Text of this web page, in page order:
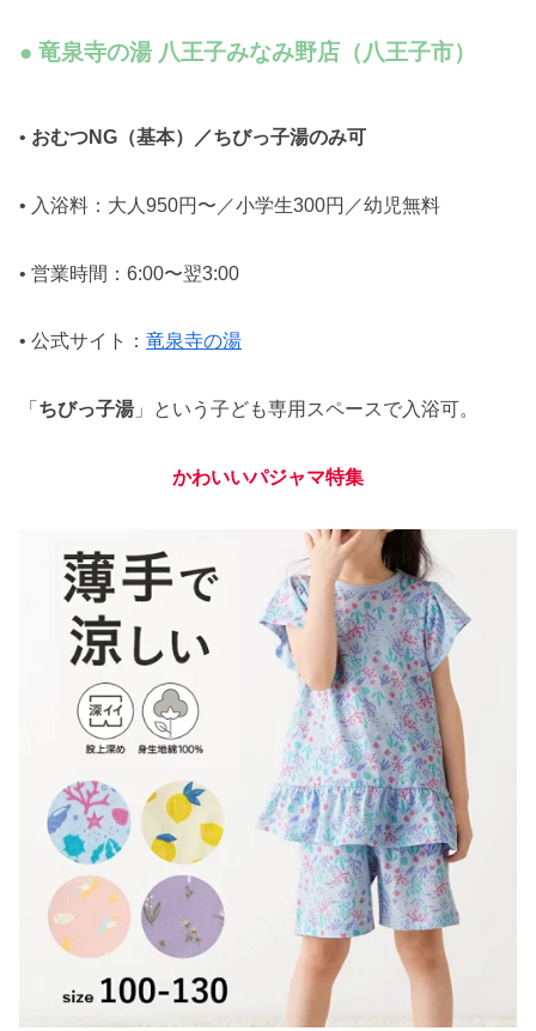
● 竜泉寺の湯 八王子みなみ野店（八王子市）
• おむつNG（基本）／ちびっ子湯のみ可
• 入浴料：大人950円〜／小学生300円／幼児無料
• 営業時間：6:00〜翌3:00
• 公式サイト： 竜泉寺の湯
「 ちびっ子湯」という子ども専用スペースで入浴可。
かわいいパジャマ特集